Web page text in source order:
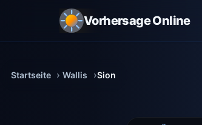
Vorhersage Online
Startseite Wallis Sion